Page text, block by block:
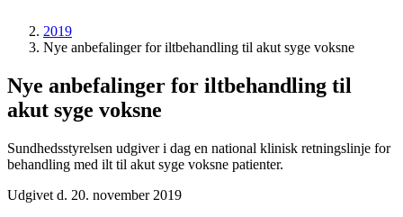
2019
Nye anbefalinger for iltbehandling til akut syge voksne
Nye anbefalinger for iltbehandling til
akut syge voksne
Sundhedsstyrelsen udgiver i dag en national klinisk retningslinje for
behandling med ilt til akut syge voksne patienter.
Udgivet d. 20. november 2019